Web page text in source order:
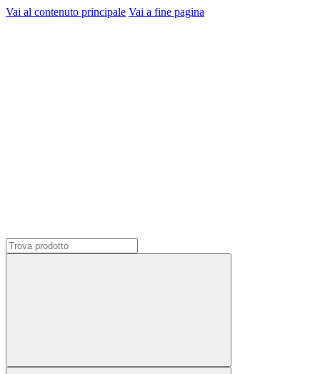
Vai al contenuto principale Vai a fine pagina